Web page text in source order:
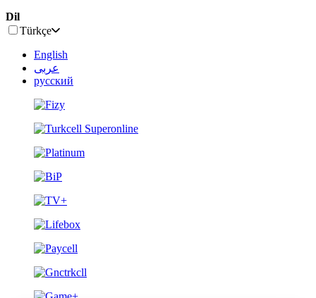
Dil
Türkçe
English
عربى
русский